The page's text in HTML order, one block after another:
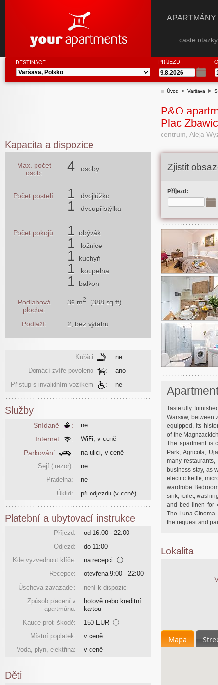
časté
DESTINACE PŘÍJEZD
Úvod Varšava
P&O
Plac
centrum, Aleja
Zjistit
Příjezd:
Tastefully
Warsaw, between
equipped, its
of the
The apartment is
Park, Agricola,
many
business stay, as
electric kettle,
wardrobe
sink, toilet,
and bed linen for
The Luna
the request and
Lokalita
Mapa
Kapacita a dispozice
Max. počet
osob:
4 osoby
Počet postelí: 1 dvojlůžko
1 dvoupřistýlka
Počet pokojů: 1 obývák
1 ložnice
1 kuchyň
1 koupelna
1 balkon
Podlahová
plocha:
36 m2 (388 sq ft)
Podlaží: 2, bez výtahu
Kuřáci :
ne
Domácí zvíře povoleno
:
ano
Přístup s invalidním vozíkem
: ne
Služby
Snídaně : ne
Internet : WiFi, v ceně
Parkování :
na ulici, v ceně
Sejf (trezor):
ne
Prádelna:
ne
Úklid:
při odjezdu (v ceně)
Platební a ubytovací instrukce
Příjezd:
od 16:00 - 22:00
Odjezd:
do 11:00
Kde vyzvednout klíče:
na recepci ⓘ
Recepce:
otevřena 9:00 - 22:00
Úschova zavazadel:
není k dispozici
Způsob placení v
apartmánu:
hotově nebo kreditní
kartou
Kauce proti škodě:
150 EUR ⓘ
Místní poplatek:
v ceně
Voda, plyn, elektřina:
v ceně
Děti